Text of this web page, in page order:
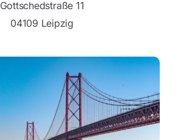
Gottschedstraße 11
04109 Leipzig